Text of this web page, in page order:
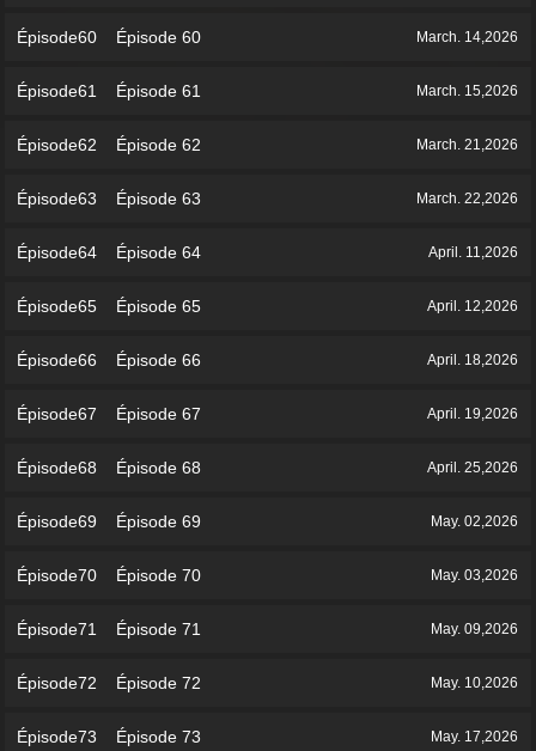
Épisode60 Épisode 60 March. 14,2026
Épisode61 Épisode 61 March. 15,2026
Épisode62 Épisode 62 March. 21,2026
Épisode63 Épisode 63 March. 22,2026
Épisode64 Épisode 64 April. 11,2026
Épisode65 Épisode 65 April. 12,2026
Épisode66 Épisode 66 April. 18,2026
Épisode67 Épisode 67 April. 19,2026
Épisode68 Épisode 68 April. 25,2026
Épisode69 Épisode 69 May. 02,2026
Épisode70 Épisode 70 May. 03,2026
Épisode71 Épisode 71 May. 09,2026
Épisode72 Épisode 72 May. 10,2026
Épisode73 Épisode 73 May. 17,2026